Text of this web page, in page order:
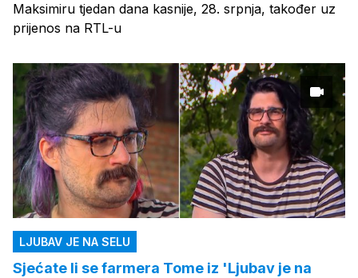
Maksimiru tjedan dana kasnije, 28. srpnja, također uz
prijenos na RTL-u
LJUBAV JE NA SELU
Sjećate li se farmera Tome iz 'Ljubav je na